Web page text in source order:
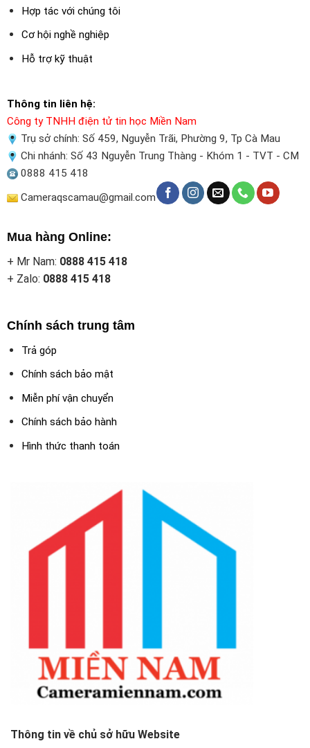
Hợp tác với chúng tôi
Cơ hội nghề nghiệp
Hỗ trợ kỹ thuật
Thông tin liên hệ:
Công ty TNHH điện tử tin học Miền Nam
Trụ sở chính: Số 459, Nguyễn Trãi, Phường 9, Tp Cà Mau
Chi nhánh: Số 43 Nguyễn Trung Thàng - Khóm 1 - TVT - CM
0888 415 418
Cameraqscamau@gmail.com
Mua hàng Online:
+ Mr Nam: 0888 415 418
+ Zalo: 0888 415 418
Chính sách trung tâm
Trả góp
Chính sách bảo mật
Miễn phí vận chuyển
Chính sách bảo hành
Hình thức thanh toán
Thông tin về chủ sở hữu Website